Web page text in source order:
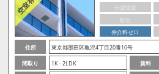
分譲賃貸
駅近
仲介料ゼロ
住所
東京都墨田区亀沢4丁目20番10号
間取り
1K - 2LDK 賃料